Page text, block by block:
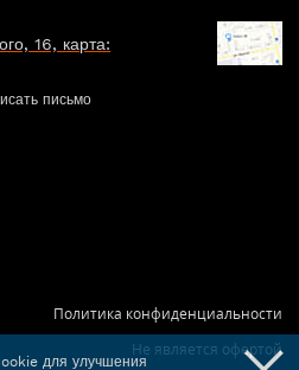
16, карта:
письмо
Политика конфиденциальности
Не является офертой
для улучшения